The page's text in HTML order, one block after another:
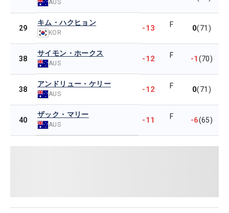
AUS
29
キム・ハクヒョン
KOR -13 F 0(71)
38
サイモン・ホークス
AUS -12 F -1(70)
38
アンドリュー・ケリー
AUS -12 F 0(71)
40
ザック・マリー
AUS -11 F -6(65)